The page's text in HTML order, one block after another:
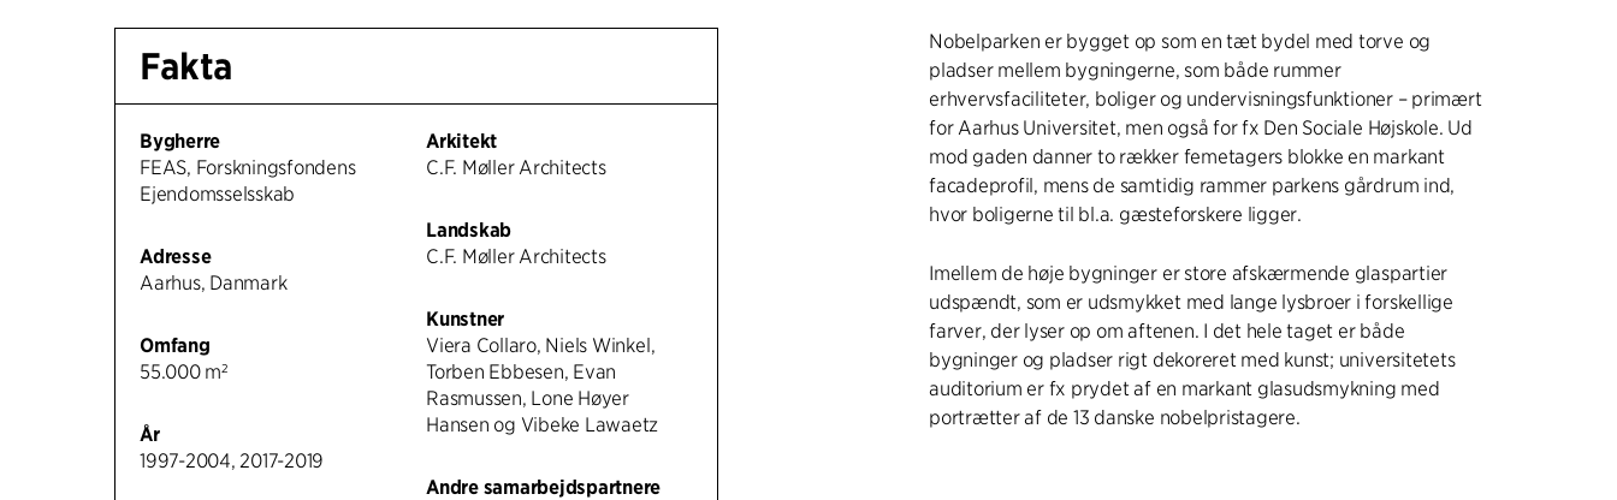
Fakta
Bygherre
FEAS, Forskningsfondens
Ejendomsselsskab
Adresse
Aarhus, Danmark
Omfang
55.000 m²
År
1997-2004, 2017-2019
Arkitekt
C.F. Møller Architects
Landskab
C.F. Møller Architects
Kunstner
Viera Collaro, Niels Winkel,
Torben Ebbesen, Evan
Rasmussen, Lone Høyer
Hansen og Vibeke Lawaetz
Andre samarbejdspartnere
Nobelparken er bygget op som en tæt bydel med torve og
pladser mellem bygningerne, som både rummer
erhvervsfaciliteter, boliger og undervisningsfunktioner – primært
for Aarhus Universitet, men også for fx Den Sociale Højskole. Ud
mod gaden danner to rækker femetagers blokke en markant
facadeprofil, mens de samtidig rammer parkens gårdrum ind,
hvor boligerne til bl.a. gæsteforskere ligger.
Imellem de høje bygninger er store afskærmende glaspartier
udspændt, som er udsmykket med lange lysbroer i forskellige
farver, der lyser op om aftenen. I det hele taget er både
bygninger og pladser rigt dekoreret med kunst; universitetets
auditorium er fx prydet af en markant glasudsmykning med
portrætter af de 13 danske nobelpristagere.